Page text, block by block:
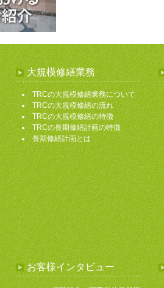
大規模修繕業務
TRCの大規模修繕業務について
TRCの大規模修繕の流れ
TRCの大規模修繕の特徴
TRCの長期修繕計画の特徴
長期修繕計画とは
お客様インタビュー